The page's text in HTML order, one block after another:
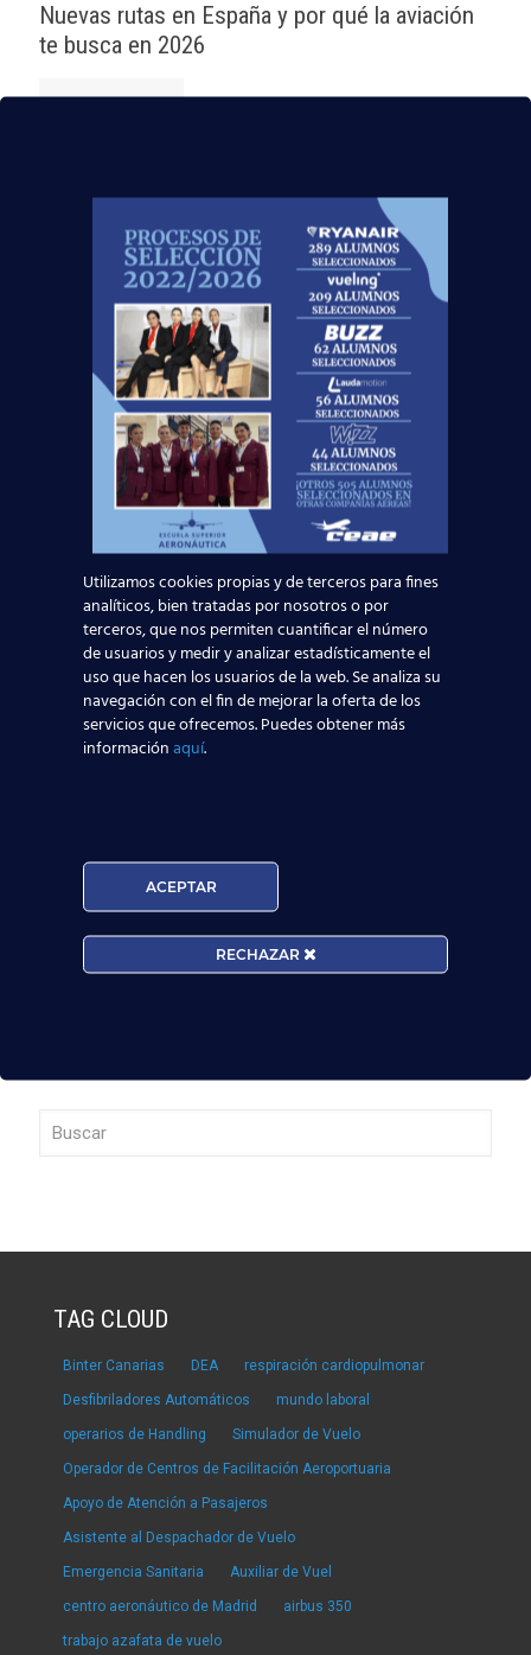
Nuevas rutas en España y por qué la aviación
te busca en 2026
Centro: Edad:
Acepto laPolítica de Privacidad
EUROCOLLEGE OXFORD ENGLISH INSTITUTE S.L.
le informa que tratará los datos personales que
información, por favor, consulte nuestra
.
TAG CLOUD
Binter Canarias DEA respiración cardiopulmonar
Desfibriladores Automáticos mundo laboral
operarios de Handling Simulador de Vuelo
Operador de Centros de Facilitación Aeroportuaria
Apoyo de Atención a Pasajeros
Asistente al Despachador de Vuelo
Emergencia Sanitaria Auxiliar de Vuel
centro aeronáutico de Madrid airbus 350
trabajo azafata de vuelo
Utilizamos cookies propias y de terceros para fines
analíticos, bien tratadas por nosotros o por
terceros, que nos permiten cuantificar el número
de usuarios y medir y analizar estadísticamente el
uso que hacen los usuarios de la web. Se analiza su
navegación con el fin de mejorar la oferta de los
servicios que ofrecemos. Puedes obtener más
informaciónaquí.
ACEPTAR
RECHAZAR